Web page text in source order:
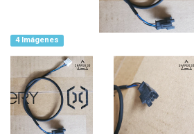
4 Imágenes